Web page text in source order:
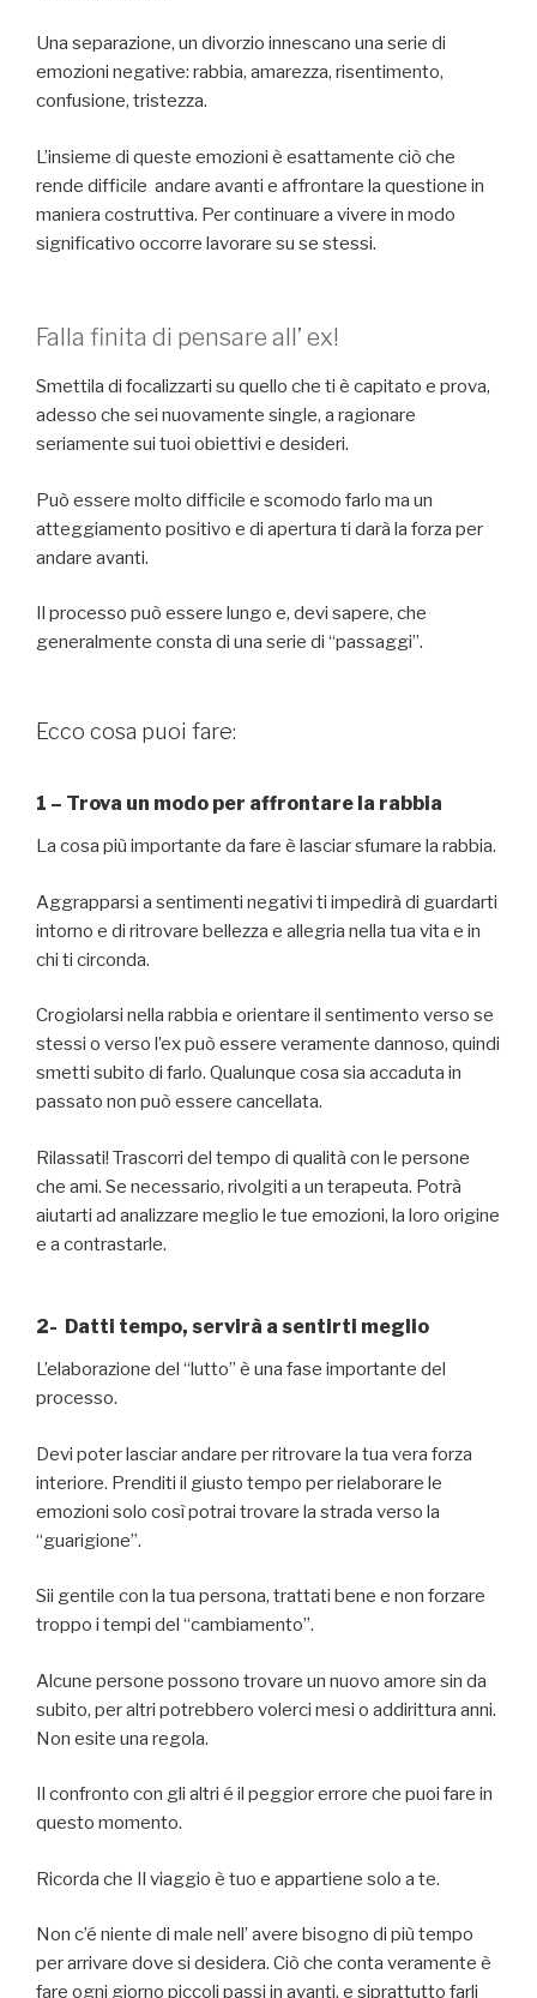
Una separazione, un divorzio innescano una serie di
emozioni negative: rabbia, amarezza, risentimento,
confusione, tristezza.
L’insieme di queste emozioni è esattamente ciò che
rende difficile andare avanti e affrontare la questione in
maniera costruttiva. Per continuare a vivere in modo
significativo occorre lavorare su se stessi.
Falla finita di pensare all’ ex!
Smettila di focalizzarti su quello che ti è capitato e prova,
adesso che sei nuovamente single, a ragionare
seriamente sui tuoi obiettivi e desideri.
Può essere molto difficile e scomodo farlo ma un
atteggiamento positivo e di apertura ti darà la forza per
andare avanti.
Il processo può essere lungo e, devi sapere, che
generalmente consta di una serie di “passaggi”.
Ecco cosa puoi fare:
1 – Trova un modo per affrontare la rabbia
La cosa più importante da fare è lasciar sfumare la rabbia.
Aggrapparsi a sentimenti negativi ti impedirà di guardarti
intorno e di ritrovare bellezza e allegria nella tua vita e in
chi ti circonda.
Crogiolarsi nella rabbia e orientare il sentimento verso se
stessi o verso l’ex può essere veramente dannoso, quindi
smetti subito di farlo. Qualunque cosa sia accaduta in
passato non può essere cancellata.
Rilassati! Trascorri del tempo di qualità con le persone
che ami. Se necessario, rivolgiti a un terapeuta. Potrà
aiutarti ad analizzare meglio le tue emozioni, la loro origine
e a contrastarle.
2- Datti tempo, servirà a sentirti meglio
L’elaborazione del “lutto” è una fase importante del
processo.
Devi poter lasciar andare per ritrovare la tua vera forza
interiore. Prenditi il giusto tempo per rielaborare le
emozioni solo così potrai trovare la strada verso la
“guarigione”.
Sii gentile con la tua persona, trattati bene e non forzare
troppo i tempi del “cambiamento”.
Alcune persone possono trovare un nuovo amore sin da
subito, per altri potrebbero volerci mesi o addirittura anni.
Non esite una regola.
Il confronto con gli altri é il peggior errore che puoi fare in
questo momento.
Ricorda che Il viaggio è tuo e appartiene solo a te.
Non c’é niente di male nell’ avere bisogno di più tempo
per arrivare dove si desidera. Ciò che conta veramente è
fare ogni giorno piccoli passi in avanti, e siprattutto farli